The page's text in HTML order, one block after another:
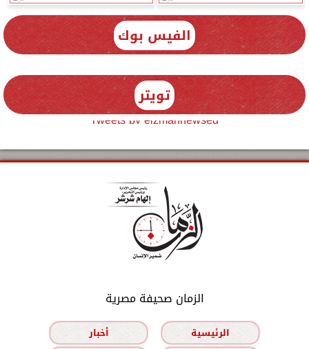
الفيس بوك
تويتر
Tweets by elzmannewseg
الزمان صحيفة مصرية
الرئيسية
أخبار